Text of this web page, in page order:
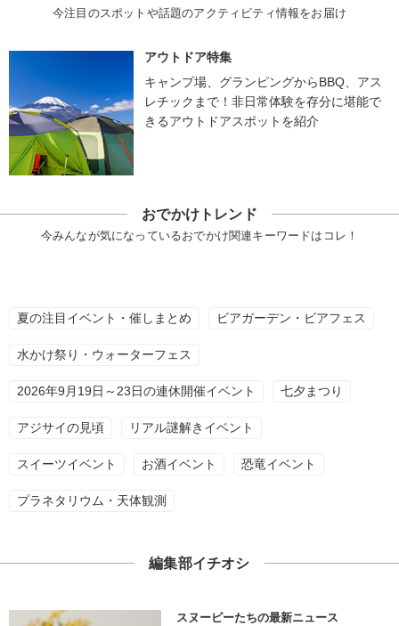
今注目のスポットや話題のアクティビティ情報をお届け
アウトドア特集
キャンプ場、グランピングからBBQ、アス
レチックまで！非日常体験を存分に堪能で
きるアウトドアスポットを紹介
おでかけトレンド
今みんなが気になっているおでかけ関連キーワードはコレ！
夏の注目イベント・催しまとめ ビアガーデン・ビアフェス
水かけ祭り・ウォーターフェス
2026年9月19日～23日の連休開催イベント 七夕まつり
アジサイの見頃 リアル謎解きイベント
スイーツイベント お酒イベント 恐竜イベント
プラネタリウム・天体観測
編集部イチオシ
スヌーピーたちの最新ニュース